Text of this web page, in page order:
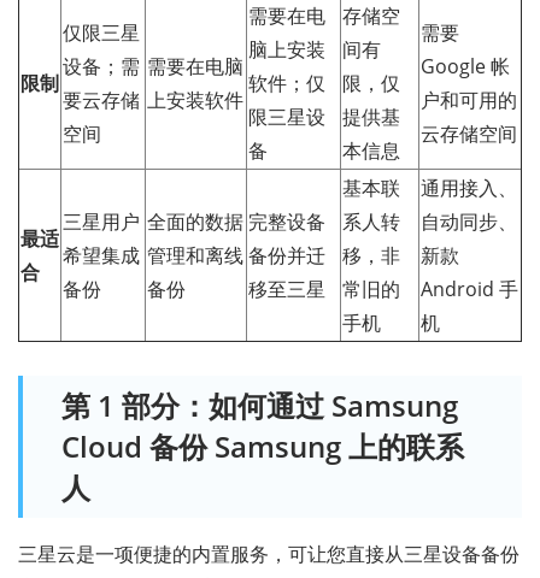
限制
仅限三星
设备；需
要云存储
空间
需要在电脑
上安装软件
需要在电
脑上安装
软件；仅
限三星设
备
存储空
间有
限，仅
提供基
本信息
需要
Google 帐
户和可用的
云存储空间
最适
合
三星用户
希望集成
备份
全面的数据
管理和离线
备份
完整设备
备份并迁
移至三星
基本联
系人转
移，非
常旧的
手机
通用接入、
自动同步、
新款
Android 手
机
第 1 部分：如何通过 Samsung
Cloud 备份 Samsung 上的联系
人
三星云是一项便捷的内置服务，可让您直接从三星设备备份